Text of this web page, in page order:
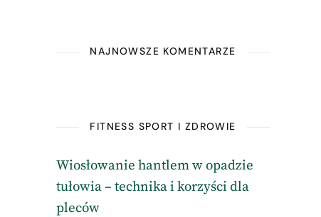
NAJNOWSZE KOMENTARZE
FITNESS SPORT I ZDROWIE
Wiosłowanie hantlem w opadzie
tułowia – technika i korzyści dla
pleców